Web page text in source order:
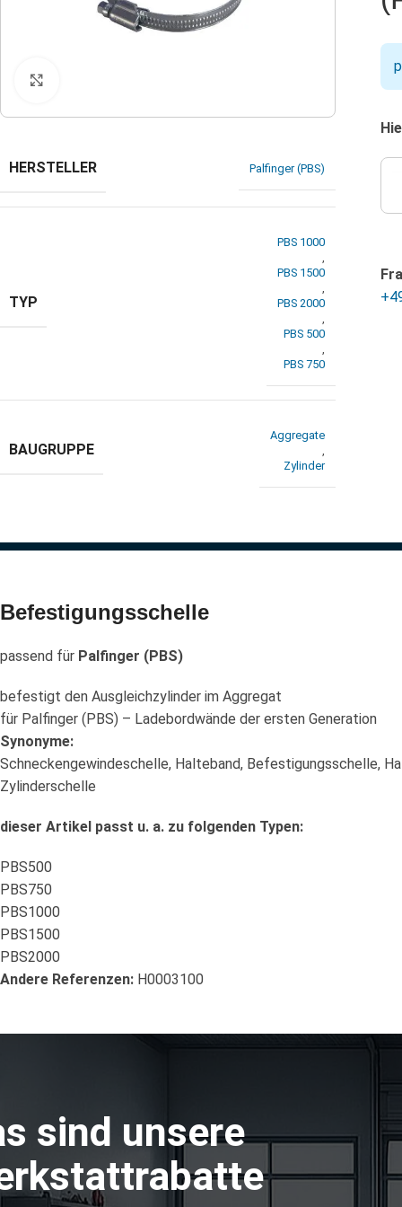
HERSTELLER Palfinger (PBS)
TYP
PBS 1000
PBS 1500
PBS 2000
PBS 500
PBS 750
BAUGRUPPE
Aggregate
Zylinder
Befestigungsschelle
passend für Palfinger (PBS)
befestigt den Ausgleichzylinder im Aggregat
für Palfinger (PBS) – Ladebordwände der ersten Generation
Synonyme:
Schneckengewindeschelle, Halteband, Befestigungsschelle,
Zylinderschelle
dieser Artikel passt u. a. zu folgenden Typen:
PBS500
PBS750
PBS1000
PBS1500
PBS2000
Andere Referenzen: H0003100
sind unsere